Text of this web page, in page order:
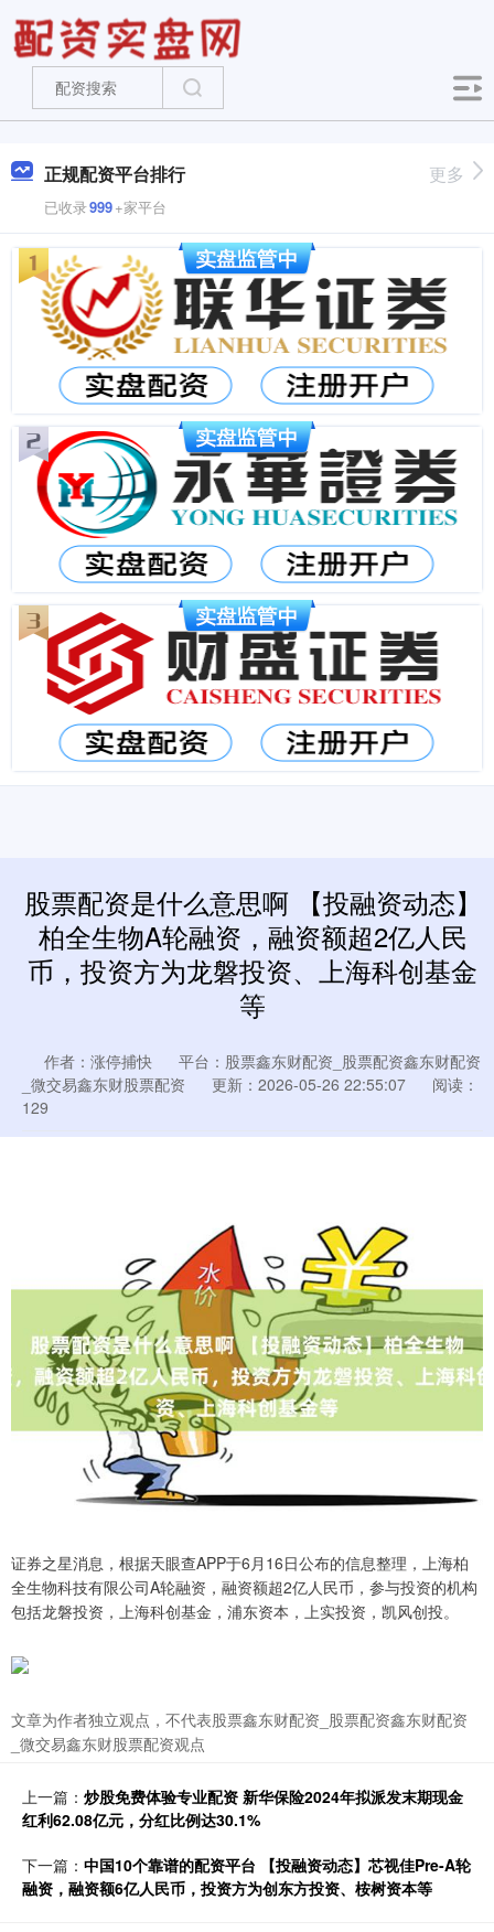
正规配资平台排行
已收录999+家平台
更多
股票配资是什么意思啊 【投融资动态】
柏全生物A轮融资，融资额超2亿人民
币，投资方为龙磐投资、上海科创基金
等
作者：涨停捕快
平台：股票鑫东财配资_股票配资鑫东财配资
_微交易鑫东财股票配资
更新：2026-05-26 22:55:07
阅读：
129
证券之星消息，根据天眼查APP于6月16日公布的信息整理，上海柏
全生物科技有限公司A轮融资，融资额超2亿人民币，参与投资的机构
包括龙磐投资，上海科创基金，浦东资本，上实投资，凯风创投。
文章为作者独立观点，不代表股票鑫东财配资_股票配资鑫东财配资
_微交易鑫东财股票配资观点
上一篇： 炒股免费体验专业配资 新华保险2024年拟派发末期现金
红利62.08亿元，分红比例达30.1%
下一篇： 中国10个靠谱的配资平台 【投融资动态】芯视佳Pre-A轮
融资，融资额6亿人民币，投资方为创东方投资、桉树资本等